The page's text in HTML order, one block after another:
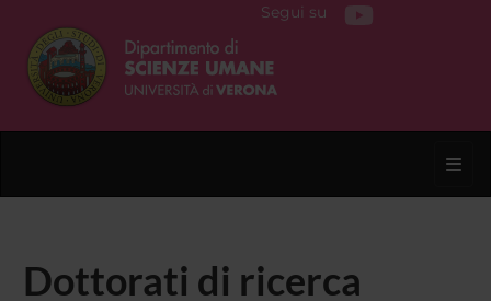
Segui su
Dottorati di ricerca